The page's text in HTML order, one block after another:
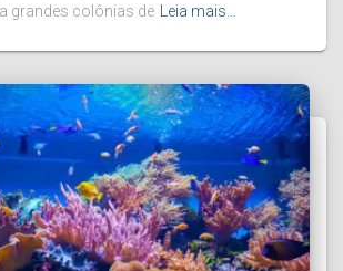
grandes colônias de Leia mais…